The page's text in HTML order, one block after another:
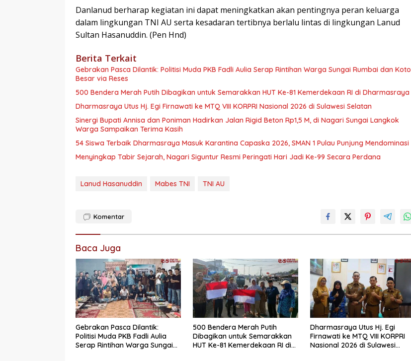
Danlanud berharap kegiatan ini dapat meningkatkan akan pentingnya peran keluarga
dalam lingkungan TNI AU serta kesadaran tertibnya berlalu lintas di lingkungan Lanud
Sultan Hasanuddin. (Pen Hnd)
Berita Terkait
Gebrakan Pasca Dilantik: Politisi Muda PKB Fadli Aulia Serap Rintihan Warga Sungai Rumbai dan Koto
Besar via Reses
500 Bendera Merah Putih Dibagikan untuk Semarakkan HUT Ke-81 Kemerdekaan RI di Dharmasraya
Dharmasraya Utus Hj. Egi Firnawati ke MTQ VIII KORPRI Nasional 2026 di Sulawesi Selatan
Sinergi Bupati Annisa dan Poniman Hadirkan Jalan Rigid Beton Rp1,5 M, di Nagari Sungai Langkok
Warga Sampaikan Terima Kasih
54 Siswa Terbaik Dharmasraya Masuk Karantina Capaska 2026, SMAN 1 Pulau Punjung Mendominasi
Menyingkap Tabir Sejarah, Nagari Siguntur Resmi Peringati Hari Jadi Ke-99 Secara Perdana
Lanud Hasanuddin Mabes TNI TNI AU
Komentar
Baca Juga
Gebrakan Pasca Dilantik:
Politisi Muda PKB Fadli Aulia
Serap Rintihan Warga Sungai
500 Bendera Merah Putih
Dibagikan untuk Semarakkan
HUT Ke-81 Kemerdekaan RI di
Dharmasraya Utus Hj. Egi
Firnawati ke MTQ VIII KORPRI
Nasional 2026 di Sulawesi